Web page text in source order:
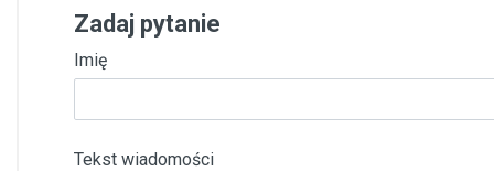
Zadaj pytanie
Imię
Tekst wiadomości